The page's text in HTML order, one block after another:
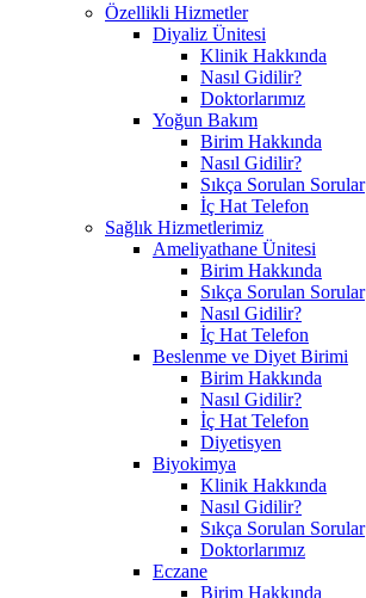
Özellikli Hizmetler
Diyaliz Ünitesi
Klinik Hakkında
Nasıl Gidilir?
Doktorlarımız
Yoğun Bakım
Birim Hakkında
Nasıl Gidilir?
Sıkça Sorulan Sorular
İç Hat Telefon
Sağlık Hizmetlerimiz
Ameliyathane Ünitesi
Birim Hakkında
Sıkça Sorulan Sorular
Nasıl Gidilir?
İç Hat Telefon
Beslenme ve Diyet Birimi
Birim Hakkında
Nasıl Gidilir?
İç Hat Telefon
Diyetisyen
Biyokimya
Klinik Hakkında
Nasıl Gidilir?
Sıkça Sorulan Sorular
Doktorlarımız
Eczane
Birim Hakkında